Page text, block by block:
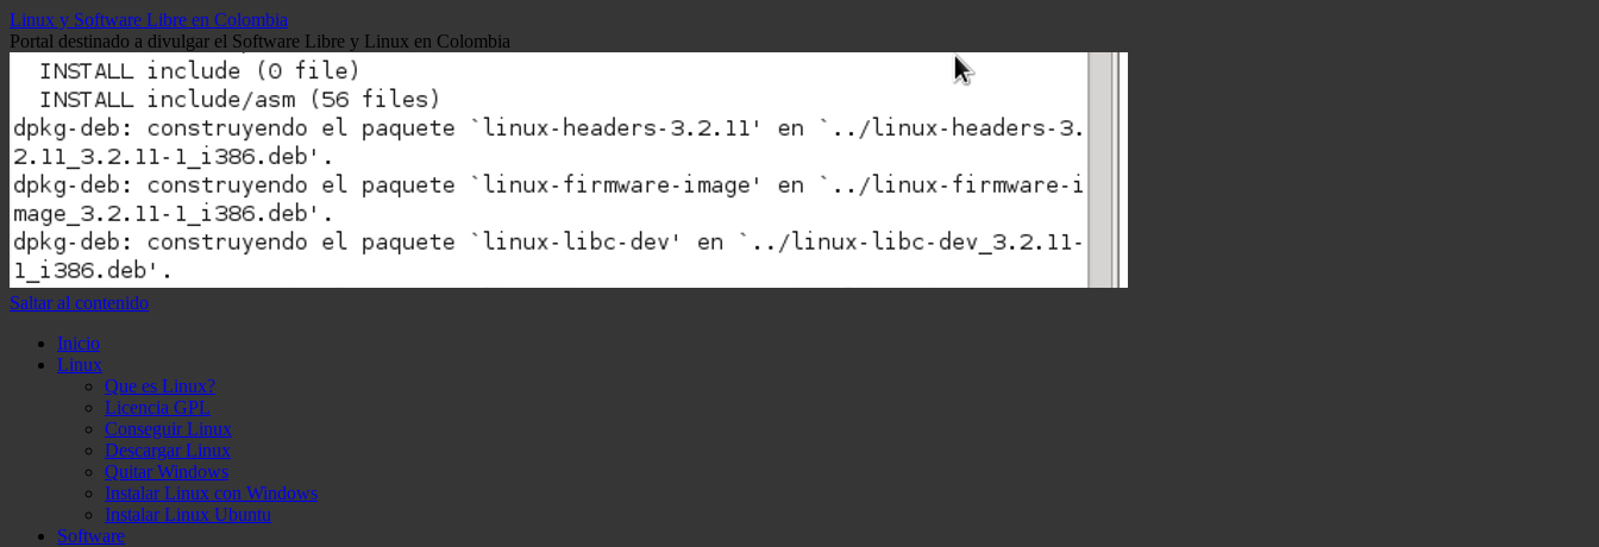
Linux y Software Libre en Colombia
Portal destinado a divulgar el Software Libre y Linux en Colombia
Saltar al contenido
Inicio
Linux
Que es Linux?
Licencia GPL
Conseguir Linux
Descargar Linux
Quitar Windows
Instalar Linux con Windows
Instalar Linux Ubuntu
Software